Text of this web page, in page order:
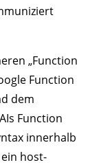
„Function
Function
dem
Function
innerhalb
host-